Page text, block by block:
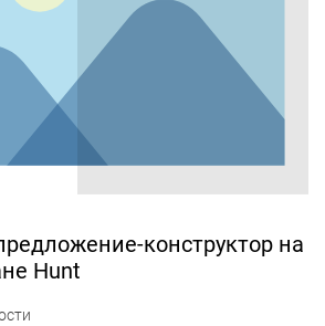
конструктор на
Hunt